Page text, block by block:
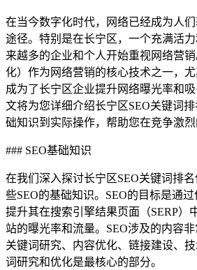
在当今数字化时代，网络已经成为人
途径。特别是在长宁区，一个充满活
来越多的企业和个人开始重视网络营
化）作为网络营销的核心技术之一，尤
成为了长宁区企业提升网络曝光率和
文将为您详细介绍长宁区SEO关键词
础知识到实际操作，帮助您在竞争激烈
### SEO基础知识
在我们深入探讨长宁区SEO关键词排
些SEO的基础知识。SEO的目标是通过
提升其在搜索引擎结果页面（SERP）
站的曝光率和流量。SEO涉及的内容
关键词研究、内容优化、链接建设、
词研究和优化是最核心的部分。